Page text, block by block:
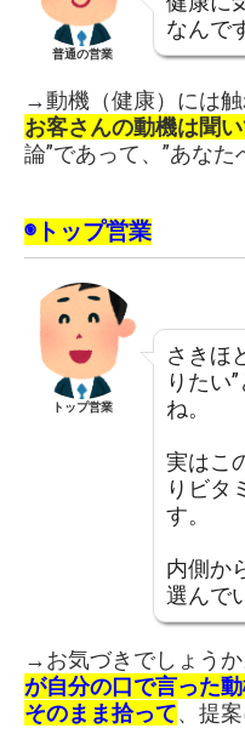
普通の営業
なんで
→動機（健康）には触
お客さんの動機は聞
論”であって、”あなた
◉トップ営業
トップ営業
さきほ
りたい
ね。
実はこ
りビタ
す。
内側か
選んで
→お気づきでしょうか
が自分の口で言った
そのまま拾って、提